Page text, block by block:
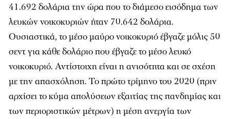
41.692 δολάρια την ώρα που το διάμεσο εισόδημα των
λευκών νοικοκυριών ήταν 70.642 δολάρια.
Ουσιαστικά, το μέσο μαύρο νοικοκυριό έβγαζε μόλις 50
σεντ για κάθε δολάριο που έβγαζε το μέσο λευκό
νοικοκυριό. Αντίστοιχη είναι η ανισότητα και σε σχέση
με την απασχόληση. Το πρώτο τρίμηνο του 2020 (πριν
αρχίσει το κύμα απολύσεων εξαιτίας της πανδημίας και
των περιοριστικών μέτρων) η μέση ανεργία των